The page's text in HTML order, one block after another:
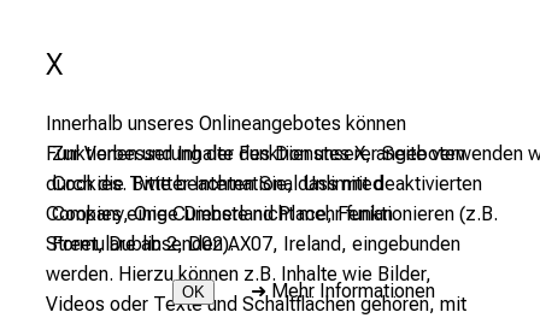
Zur Verbesserung der Funktion unserer Seite verwenden
Cookies. Bitte beachten Sie, dass mit deaktivierten
Cookies einige Dienste nicht mehr funktionieren (z.B.
Formulare absenden).
OK ➜Mehr Informationen
X
Innerhalb unseres Onlineangebotes können
Funktionen und Inhalte des Dienstes X, angeboten
durch die Twitter International Unlimited
Company,One Cumberland Place,Fenian
Street, Dublin 2,D02 AX07, Ireland, eingebunden
werden. Hierzu können z.B. Inhalte wie Bilder,
Videos oder Texte und Schaltflächen gehören, mit